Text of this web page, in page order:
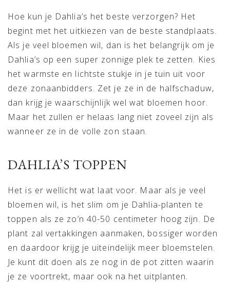
Hoe kun je Dahlia’s het beste verzorgen? Het
begint met het uitkiezen van de beste standplaats.
Als je veel bloemen wil, dan is het belangrijk om je
Dahlia’s op een super zonnige plek te zetten. Kies
het warmste en lichtste stukje in je tuin uit voor
deze zonaanbidders. Zet je ze in de halfschaduw,
dan krijg je waarschijnlijk wel wat bloemen hoor.
Maar het zullen er helaas lang niet zoveel zijn als
wanneer ze in de volle zon staan.
DAHLIA’S TOPPEN
Het is er wellicht wat laat voor. Maar als je veel
bloemen wil, is het slim om je Dahlia-planten te
toppen als ze zo’n 40-50 centimeter hoog zijn. De
plant zal vertakkingen aanmaken, bossiger worden
en daardoor krijg je uiteindelijk meer bloemstelen.
Je kunt dit doen als ze nog in de pot zitten waarin
je ze voortrekt, maar ook na het uitplanten.